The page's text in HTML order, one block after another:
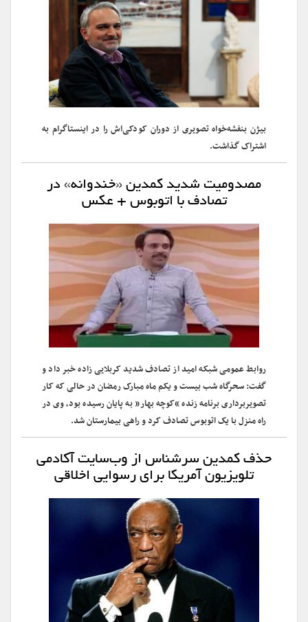
بیژن بنفشه‌خواه تصویری از دوران کودکی‌اش را در اینستاگرام به
اشتراک گذاشت.
مصدومیت شدید کمدین «خندوانه» در
تصادف با اتوبوس + عکس
روابط عمومی شبکه امید از تصادف شدید کربلایی زاده خبر داد و
گفت: سحرگاه شب بیست و یکم ماه مبارک رمضان در حالی که کار
تصویربرداری برنامه زنده “کوچه بهار” به پایان رسیده بود، وی در
راه منزل با یک اتوبوس تصادف کرد و راهی بیمارستان شد.
حذف کمدین سرشناس از وب‌سایت آکادمی
تلویزیون آمریکا برای رسوایی اخلاقی